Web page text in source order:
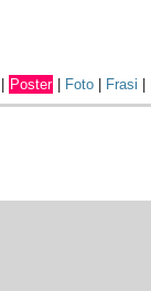
Poster Foto Frasi